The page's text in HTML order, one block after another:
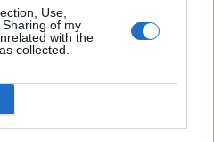
Use,
of my
with the
collected.
φθηνά αντικείμενα, χωρίς
η καθαρή, ωμή πράξη της
Πρέβεζας χωρίς να
ποιοι